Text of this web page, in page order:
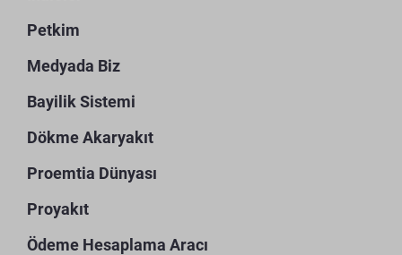
Petkim
Medyada Biz
Bayilik Sistemi
Dökme Akaryakıt
Proemtia Dünyası
Proyakıt
Ödeme Hesaplama Aracı